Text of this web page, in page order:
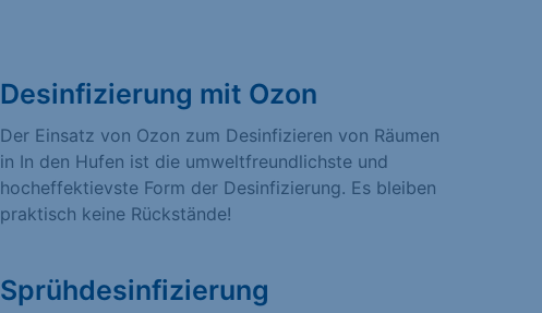
Desinfizierung mit Ozon
Der Einsatz von Ozon zum Desinfizieren von Räumen
in In den Hufen ist die umweltfreundlichste und
hocheffektievste Form der Desinfizierung. Es bleiben
praktisch keine Rückstände!
Sprühdesinfizierung